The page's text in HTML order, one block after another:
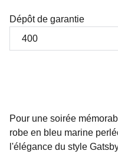
Dépôt de garantie
Pour une soirée
robe en bleu marine
l'élégance du style